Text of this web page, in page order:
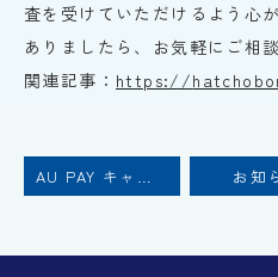
査を受けていただけるよう心
ありましたら、お気軽にご相
関連記事： https://
AU PAY キャンペーンのお知らせ お知